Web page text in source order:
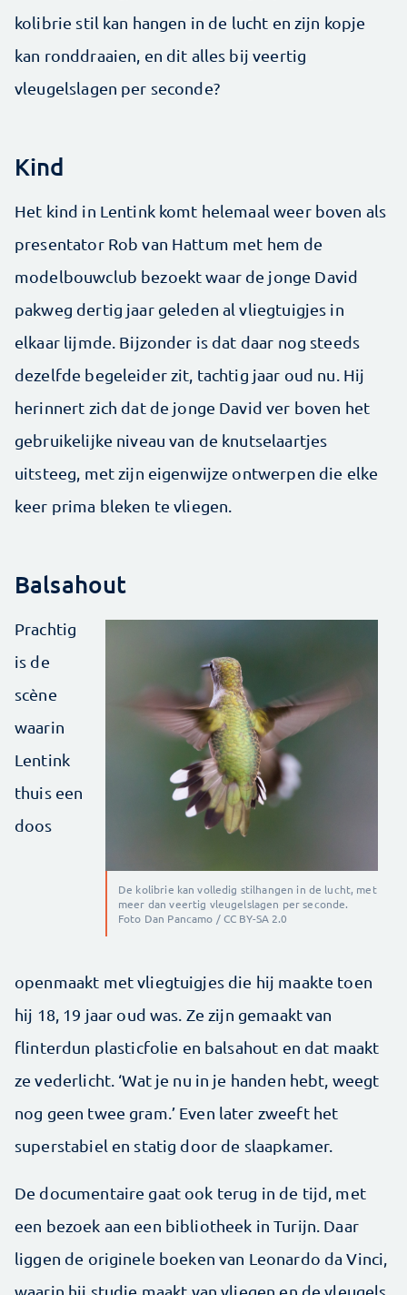
kolibrie stil kan hangen in de lucht en zijn kopje
kan ronddraaien, en dit alles bij veertig
vleugelslagen per seconde?
Kind
Het kind in Lentink komt helemaal weer boven als
presentator Rob van Hattum met hem de
modelbouwclub bezoekt waar de jonge David
pakweg dertig jaar geleden al vliegtuigjes in
elkaar lijmde. Bijzonder is dat daar nog steeds
dezelfde begeleider zit, tachtig jaar oud nu. Hij
herinnert zich dat de jonge David ver boven het
gebruikelijke niveau van de knutselaartjes
uitsteeg, met zijn eigenwijze ontwerpen die elke
keer prima bleken te vliegen.
Balsahout
De kolibrie kan volledig stilhangen in de lucht, met
meer dan veertig vleugelslagen per seconde.
Foto Dan Pancamo / CC BY-SA 2.0
Prachtig
is de
scène
waarin
Lentink
thuis een
doos
openmaakt met vliegtuigjes die hij maakte toen
hij 18, 19 jaar oud was. Ze zijn gemaakt van
flinterdun plasticfolie en balsahout en dat maakt
ze vederlicht. ‘Wat je nu in je handen hebt, weegt
nog geen twee gram.’ Even later zweeft het
superstabiel en statig door de slaapkamer.
De documentaire gaat ook terug in de tijd, met
een bezoek aan een bibliotheek in Turijn. Daar
liggen de originele boeken van Leonardo da Vinci,
waarin hij studie maakt van vliegen en de vleugels